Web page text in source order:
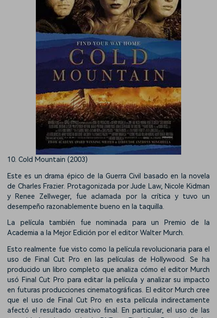
10. Cold Mountain (2003)
Este es un drama épico de la Guerra Civil basado en la novela
de Charles Frazier. Protagonizada por Jude Law, Nicole Kidman
y Renee Zellweger, fue aclamada por la crítica y tuvo un
desempeño razonablemente bueno en la taquilla.
La película también fue nominada para un Premio de la
Academia a la Mejor Edición por el editor Walter Murch.
Esto realmente fue visto como la película revolucionaria para el
uso de Final Cut Pro en las películas de Hollywood. Se ha
producido un libro completo que analiza cómo el editor Murch
usó Final Cut Pro para editar la película y analizar su impacto
en futuras producciones cinematográficas. El editor Murch cree
que el uso de Final Cut Pro en esta película indirectamente
afectó el resultado creativo final. En particular, el uso de las